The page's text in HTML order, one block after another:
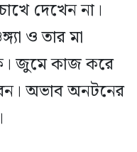
দেখেন না।
ও তার মা
জুমে কাজ করে
অভাব অনটনের